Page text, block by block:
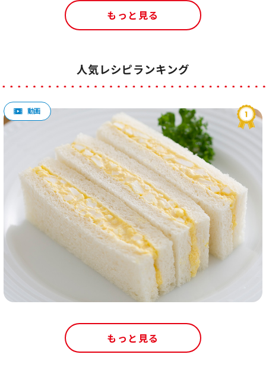
もっと見る
人気レシピランキング
もっと見る